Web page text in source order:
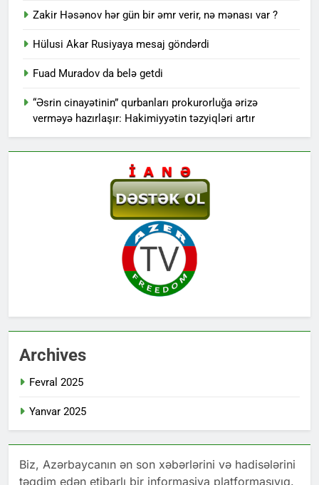
Zakir Həsənov hər gün bir əmr verir, nə mənası var ?
Hülusi Akar Rusiyaya mesaj göndərdi
Fuad Muradov da belə getdi
“Əsrin cinayətinin” qurbanları prokurorluğa ərizə
verməyə hazırlaşır: Hakimiyyətin təzyiqləri artır
Archives
Fevral 2025
Yanvar 2025
Biz, Azərbaycanın ən son xəbərlərini və hadisələrini
təqdim edən etibarlı bir informasiya platformasıyıq.